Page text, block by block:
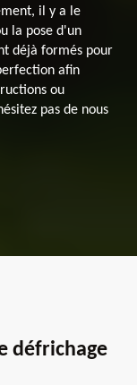
il y a le
la pose d'un
déjà formés pour
afin
ou
pas de nous
défrichage